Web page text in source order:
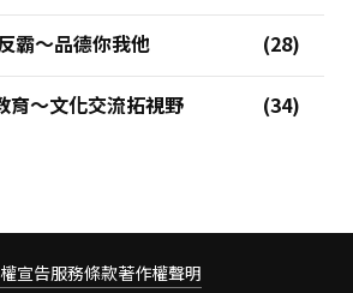
霸～品德你我他
育～文化交流拓視野
宣告服務條款著作權聲明